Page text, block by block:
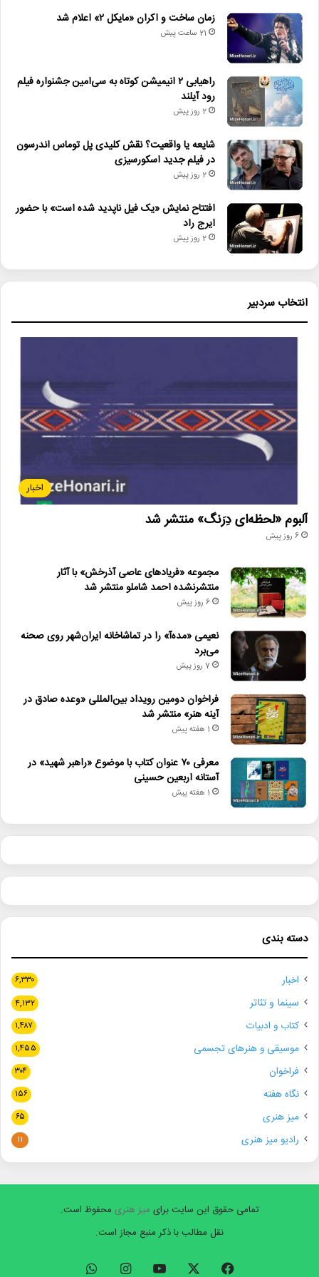
زمان ساخت و اکران «مایکل ۲» اعلام شد
21 ساعت پیش
راهیابی ۲ انیمیشن کوتاه به سی‌امین جشنواره فیلم
رود آیلند
2 روز پیش
شایعه یا واقعیت؟ نقش کلیدی پل توماس اندرسون
در فیلم جدید اسکورسیزی
2 روز پیش
افتتاح نمایش «یک فیل ناپدید شده است» با حضور
ایرج راد
2 روز پیش
انتخاب سردبیر
اخبار
آلبوم «لحظه‌ای دِرَنگ» منتشر شد
6 روز پیش
مجموعه «فریادهای عاصی آذرخش» با آثار
منتشرنشده احمد شاملو منتشر شد
6 روز پیش
نعیمی «مده‌آ» را در تماشاخانه ایران‌شهر روی صحنه
می‌برد
7 روز پیش
فراخوان دومین رویداد بین‌المللی «وعده صادق در
آینه هنر» منتشر شد
1 هفته پیش
معرفی ۷۰ عنوان کتاب با موضوع «راهبر شهید» در
آستانه اربعین حسینی
1 هفته پیش
دسته بندی
اخبار ۶,۳۳۰
سینما و تئاتر ۴,۱۳۲
کتاب و ادبیات ۱,۴۸۷
موسیقی و هنرهای تجسمی ۱,۴۵۵
فراخوان ۳۰۴
نگاه هفته ۱۵۶
میز هنری ۶۵
رادیو میز هنری ۱۱
تمامی حقوق این سایت برای میز هنری محفوظ است.
نقل مطالب با ذکر منبع مجاز است.
فیسبوک ایکس یوتیوب اینستاگرام